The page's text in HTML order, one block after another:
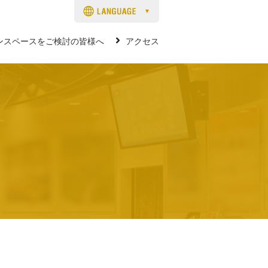
スペースをご検討の皆様へ アクセス